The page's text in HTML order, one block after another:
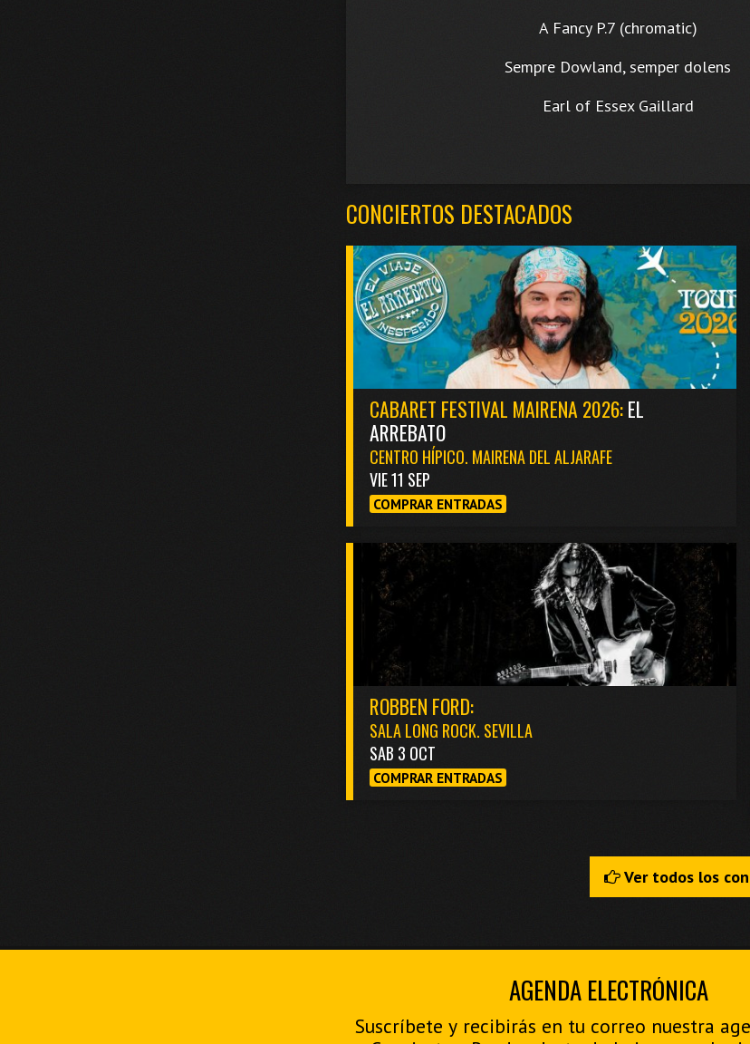
A Fancy P.7 (chromatic)
Sempre Dowland, semper dolens
Earl of Essex Gaillard
CONCIERTOS DESTACADOS
CABARET FESTIVAL MAIRENA 2026:EL
ARREBATO
CENTRO HÍPICO. MAIRENA DEL ALJARAFE
VIE 11 SEP
COMPRAR ENTRADAS
ROBBEN FORD:
SALA LONG ROCK. SEVILLA
SAB 3 OCT
COMPRAR ENTRADAS
Ver todos los
AGENDA ELECTRÓNICA
Suscríbete y recibirás en tu correo nuestra